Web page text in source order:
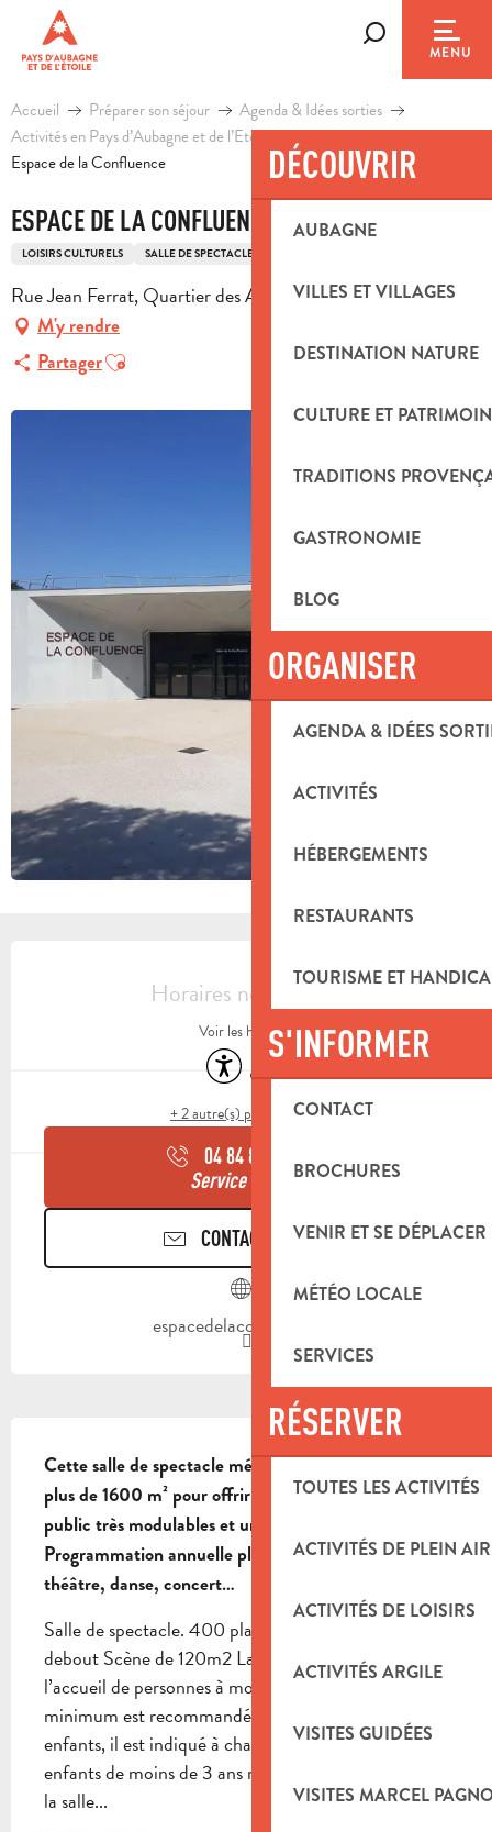
contenu
principal
MENU
DÉCOUVRIR
AUBAGNE
VILLES ET VILLAGES
DESTINATION NATURE
CULTURE ET
TRADITIONS
GASTRONOMIE
BLOG
ORGANISER
AGENDA & IDÉES
ACTIVITÉS
HÉBERGEMENTS
RESTAURANTS
TOURISME ET
S'INFORMER
CONTACT
BROCHURES
VENIR ET SE DÉPLACER
MÉTÉO LOCALE
SERVICES
RÉSERVER
TOUTES LES ACTIVITÉS
ACTIVITÉS DE PLEIN AIR
ACTIVITÉS DE LOISIRS
ACTIVITÉS ARGILE
VISITES GUIDÉES
VISITES MARCEL
Accueil Préparer son séjour
Agenda & Idées sorties
Activités en Pays d’Aubagne et de l’Etoile
Loisirs
Espace de la Confluence
ESPACE DE LA CONFLUENCE
LOISIRS CULTURELS SALLE DE SPECTACLE
Rue Jean Ferrat, Quartier des Artauds, 13390 Auriol
M'y rendre
PartagerAjouter aux favoris
OUVERTURE ET COORDONNÉES
Horaires non définis
Voir les horaires
AccessibilitéAir conditionné
+ 2 autre(s) prestation(s)
04 84 83 07
Service culture
CONTACTEZ-NOUS
espacedelaconfluence.fr
Cette salle de spectacle métropolitaine s’étend sur
plus de 1600 m² pour offrir des espaces d’accueil du
public très modulables et un large plateau de scène.
Programmation annuelle pluridisciplinaire : humour,
théâtre, danse, concert…
Salle de spectacle. 400 places assises 800 places
debout Scène de 120m2 La salle est équipée pour
l’accueil de personnes à mobilité réduite. Un âge
minimum est recommandé pour l’accueil des
enfants, il est indiqué à chaque spectacle. Les
enfants de moins de 3 ans ne seront pas admis dans
la salle...